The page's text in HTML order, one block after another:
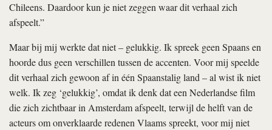
Chileens. Daardoor kun je niet zeggen waar dit verhaal zich
afspeelt.”
Maar bij mij werkte dat niet – gelukkig. Ik spreek geen Spaans en
hoorde dus geen verschillen tussen de accenten. Voor mij speelde
dit verhaal zich gewoon af in één Spaanstalig land – al wist ik niet
welk. Ik zeg ‘gelukkig’, omdat ik denk dat een Nederlandse film
die zich zichtbaar in Amsterdam afspeelt, terwijl de helft van de
acteurs om onverklaarde redenen Vlaams spreekt, voor mij niet